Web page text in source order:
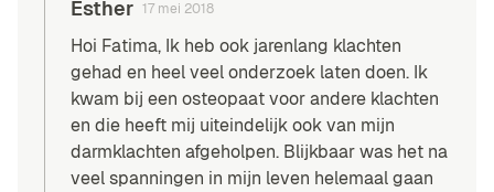
Esther 17 mei 2018
Hoi Fatima, Ik heb ook jarenlang klachten
gehad en heel veel onderzoek laten doen. Ik
kwam bij een osteopaat voor andere klachten
en die heeft mij uiteindelijk ook van mijn
darmklachten afgeholpen. Blijkbaar was het na
veel spanningen in mijn leven helemaal gaan